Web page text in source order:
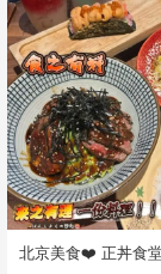
北京美食❤️ 正丼食